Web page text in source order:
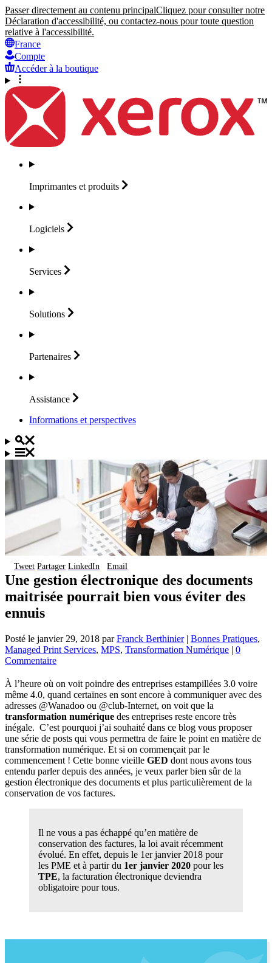
Passer directement au contenu principalCliquez pour consulter notre
Déclaration d'accessibilité, ou contactez-nous pour toute question
relative à l'accessibilité.
France
Compte
Accéder à la boutique
Imprimantes et produits
Logiciels
Services
Solutions
Partenaires
Assistance
Informations et perspectives
Tweet Partager LinkedIn Email
Une gestion électronique des documents
maitrisée pourrait bien vous éviter des
ennuis
Posté le janvier 29, 2018 parFranck Berthinier| Bonnes Pratiques,
Managed Print Services, MPS, Transformation Numérique | 0
Commentaire
À l’heure où on voit poindre des entreprises estampillées 3.0 voire
même 4.0, quand certaines en sont encore à communiquer avec des
adresses @Wanadoo ou @club-Internet, on voit que la
transformation numérique des entreprises reste encore très
inégale. C’est pourquoi j’ai souhaité dans ce blog vous proposer
une série de posts qui vous permettra de faire le point en matière de
transformation numérique. Et si on commençait par le
commencement ! Cette bonne vieille GED dont nous avons tous
entendu parler depuis des années, je veux parler bien sûr de la
gestion électronique des documents et plus particulièrement de la
conservation de vos factures.
Il ne vous a pas échappé qu’en matière de
conservation des factures, la loi avait récemment
évolué. En effet, depuis le 1er janvier 2018 pour
les PME et à partir du 1er janvier 2020 pour les
TPE, la facturation électronique deviendra
obligatoire pour tous.